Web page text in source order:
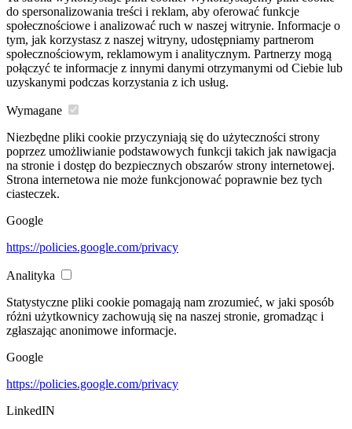
do spersonalizowania treści i reklam, aby oferować funkcje
społecznościowe i analizować ruch w naszej witrynie. Informacje o
tym, jak korzystasz z naszej witryny, udostępniamy partnerom
społecznościowym, reklamowym i analitycznym. Partnerzy mogą
połączyć te informacje z innymi danymi otrzymanymi od Ciebie lub
uzyskanymi podczas korzystania z ich usług.
Wymagane
Niezbędne pliki cookie przyczyniają się do użyteczności strony
poprzez umożliwianie podstawowych funkcji takich jak nawigacja
na stronie i dostęp do bezpiecznych obszarów strony internetowej.
Strona internetowa nie może funkcjonować poprawnie bez tych
ciasteczek.
Google
https://policies.google.com/privacy
Analityka
Statystyczne pliki cookie pomagają nam zrozumieć, w jaki sposób
różni użytkownicy zachowują się na naszej stronie, gromadząc i
zgłaszając anonimowe informacje.
Google
https://policies.google.com/privacy
LinkedIN